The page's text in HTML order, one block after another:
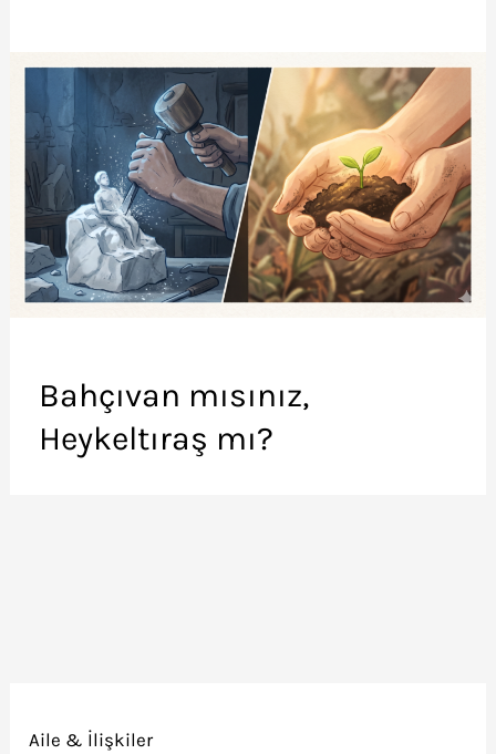
Aile & İlişkiler
Bahçıvan mısınız,
Heykeltıraş mı?